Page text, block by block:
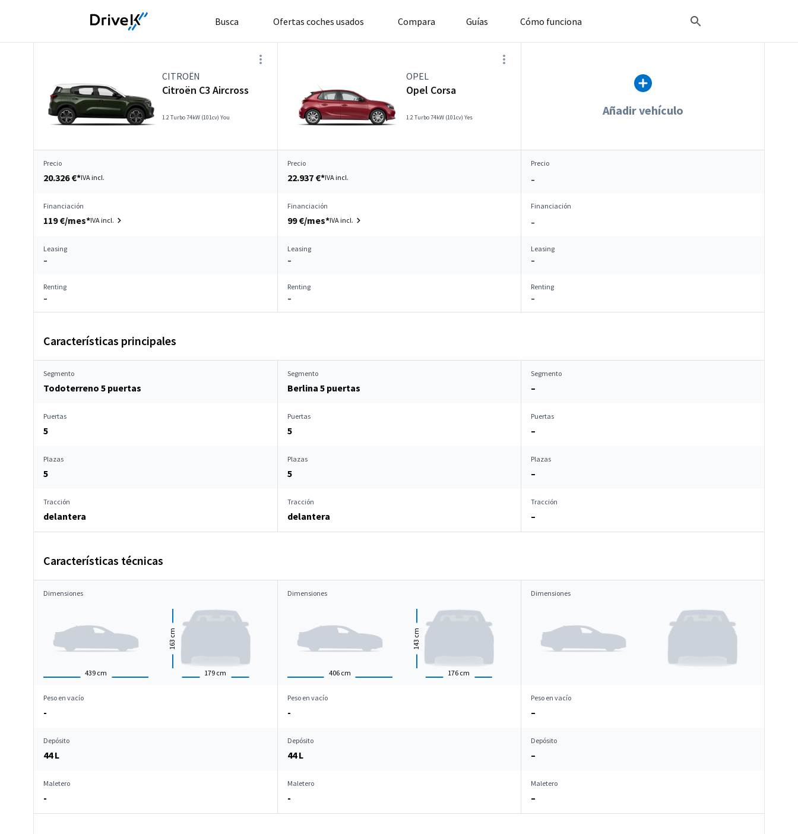
Busca Ofertas coches usados Compara Guías Cómo funciona
CITROËN
Citroën C3 Aircross
1.2 Turbo 74kW (101cv) You
OPEL
Opel Corsa
1.2 Turbo 74kW (101cv) Yes Añadir vehículo
Precio
20.326 €*IVA incl.
Precio
22.937 €*IVA incl.
Precio
–
Financiación
119 €/mes*IVA incl.
Financiación
99 €/mes*IVA incl.
Financiación
–
Leasing
–
Leasing
–
Leasing
–
Renting
–
Renting
–
Renting
–
Características principales
Segmento
Todoterreno 5 puertas
Segmento
Berlina 5 puertas
Segmento
–
Puertas
5
Puertas
5
Puertas
–
Plazas
5
Plazas
5
Plazas
–
Tracción
delantera
Tracción
delantera
Tracción
–
Características técnicas
Dimensiones
439 cm 179 cm
163
cm
Dimensiones
406 cm 176 cm
143
cm
Dimensiones
Peso en vacío
-
Peso en vacío
-
Peso en vacío
–
Depósito
44 L
Depósito
44 L
Depósito
–
Maletero
-
Maletero
-
Maletero
–